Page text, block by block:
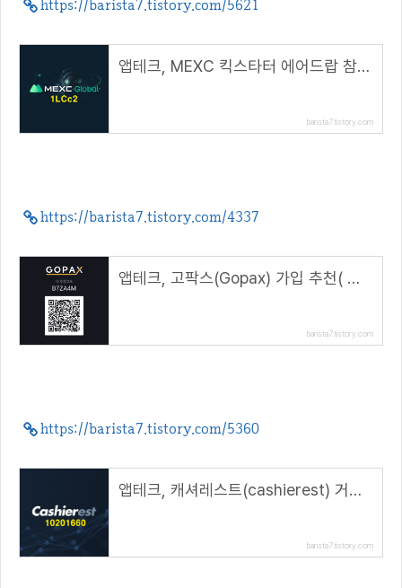
https://barista7.tistory.com/5621
앱테크, MEXC 킥스타터 에어드랍 참여방법( 추천 코드 : 1LCc2 )
barista7.tistory.com
https://barista7.tistory.com/4337
앱테크, 고팍스(Gopax) 가입 추천( 추천코드 : B7ZA4M )
barista7.tistory.com
https://barista7.tistory.com/5360
앱테크, 캐셔레스트(cashierest) 거래소 추천( 추천 코드 : 10201660 )
barista7.tistory.com